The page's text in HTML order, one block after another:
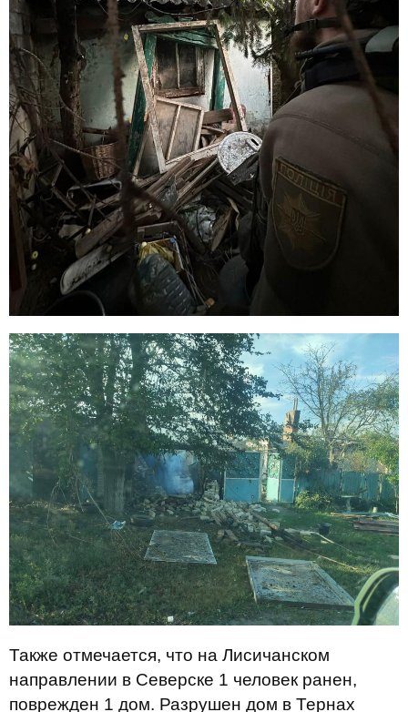
Также отмечается, что на Лисичанском
направлении в Северске 1 человек ранен,
поврежден 1 дом. Разрушен дом в Тернах